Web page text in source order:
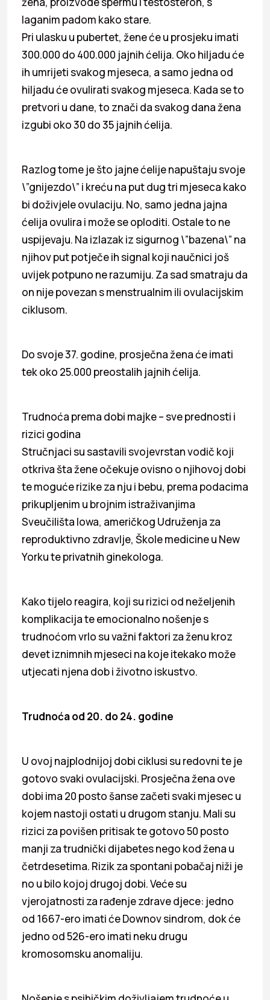
laganim padom kako stare.
Pri ulasku u pubertet, žene će u prosjeku imati
300.000 do 400.000 jajnih ćelija. Oko hiljadu će
ih umrijeti svakog mjeseca, a samo jedna od
hiljadu će ovulirati svakog mjeseca. Kada se to
pretvori u dane, to znači da svakog dana žena
izgubi oko 30 do 35 jajnih ćelija.
Razlog tome je što jajne ćelije napuštaju svoje
\”gnijezdo\” i kreću na put dug tri mjeseca kako
bi doživjele ovulaciju. No, samo jedna jajna
ćelija ovulira i može se oploditi. Ostale to ne
uspijevaju. Na izlazak iz sigurnog \”bazena\” na
njihov put potječe ih signal koji naučnici još
uvijek potpuno ne razumiju. Za sad smatraju da
on nije povezan s menstrualnim ili ovulacijskim
ciklusom.
Do svoje 37. godine, prosječna žena će imati
tek oko 25.000 preostalih jajnih ćelija.
Trudnoća prema dobi majke – sve prednosti i
rizici godina
Stručnjaci su sastavili svojevrstan vodič koji
otkriva šta žene očekuje ovisno o njihovoj dobi
te moguće rizike za nju i bebu, prema podacima
prikupljenim u brojnim istraživanjima
Sveučilišta Iowa, američkog Udruženja za
reproduktivno zdravlje, Škole medicine u New
Yorku te privatnih ginekologa.
Kako tijelo reagira, koji su rizici od neželjenih
komplikacija te emocionalno nošenje s
trudnoćom vrlo su važni faktori za ženu kroz
devet iznimnih mjeseci na koje itekako može
utjecati njena dob i životno iskustvo.
Trudnoća od 20. do 24. godine
U ovoj najplodnijoj dobi ciklusi su redovni te je
gotovo svaki ovulacijski. Prosječna žena ove
dobi ima 20 posto šanse začeti svaki mjesec u
kojem nastoji ostati u drugom stanju. Mali su
rizici za povišen pritisak te gotovo 50 posto
manji za trudnički dijabetes nego kod žena u
četrdesetima. Rizik za spontani pobačaj niži je
no u bilo kojoj drugoj dobi. Veće su
vjerojatnosti za rađenje zdrave djece: jedno
od 1667-ero imati će Downov sindrom, dok će
jedno od 526-ero imati neku drugu
kromosomsku anomaliju.